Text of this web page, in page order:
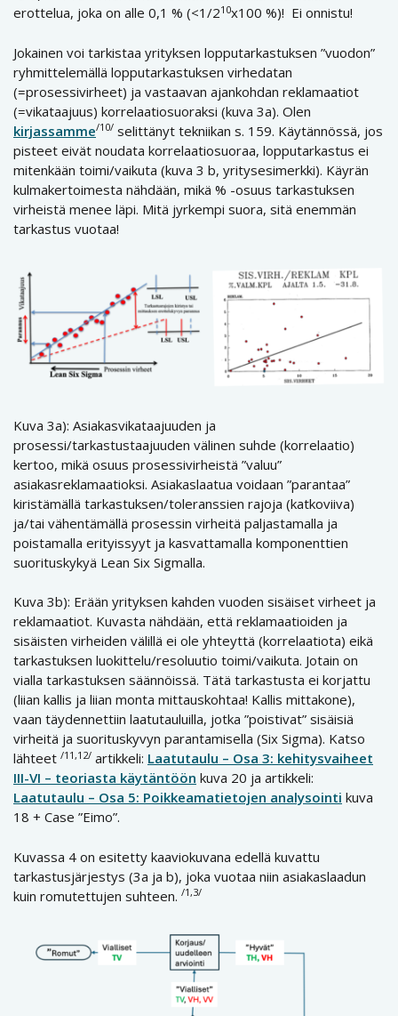
erottelua, joka on alle 0,1 % (<1/210x100 %)! Ei onnistu!
Jokainen voi tarkistaa yrityksen lopputarkastuksen ”vuodon”
ryhmittelemällä lopputarkastuksen virhedatan
(=prosessivirheet) ja vastaavan ajankohdan reklamaatiot
(=vikataajuus) korrelaatiosuoraksi (kuva 3a). Olen
kirjassamme/10/ selittänyt tekniikan s. 159. Käytännössä, jos
pisteet eivät noudata korrelaatiosuoraa, lopputarkastus ei
mitenkään toimi/vaikuta (kuva 3 b, yritysesimerkki). Käyrän
kulmakertoimesta nähdään, mikä % -osuus tarkastuksen
virheistä menee läpi. Mitä jyrkempi suora, sitä enemmän
tarkastus vuotaa!
Kuva 3a): Asiakasvikataajuuden ja
prosessi/tarkastustaajuuden välinen suhde (korrelaatio)
kertoo, mikä osuus prosessivirheistä ”valuu”
asiakasreklamaatioksi. Asiakaslaatua voidaan ”parantaa”
kiristämällä tarkastuksen/toleranssien rajoja (katkoviiva)
ja/tai vähentämällä prosessin virheitä paljastamalla ja
poistamalla erityissyyt ja kasvattamalla komponenttien
suorituskykyä Lean Six Sigmalla.
Kuva 3b): Erään yrityksen kahden vuoden sisäiset virheet ja
reklamaatiot. Kuvasta nähdään, että reklamaatioiden ja
sisäisten virheiden välillä ei ole yhteyttä (korrelaatiota) eikä
tarkastuksen luokittelu/resoluutio toimi/vaikuta. Jotain on
vialla tarkastuksen säännöissä. Tätä tarkastusta ei korjattu
(liian kallis ja liian monta mittauskohtaa! Kallis mittakone),
vaan täydennettiin laatutauluilla, jotka ”poistivat” sisäisiä
virheitä ja suorituskyvyn parantamisella (Six Sigma). Katso
lähteet /11,12/ artikkeli: Laatutaulu – Osa 3: kehitysvaiheet
III-VI – teoriasta käytäntöön kuva 20 ja artikkeli:
Laatutaulu – Osa 5: Poikkeamatietojen analysointi kuva
18 + Case ”Eimo”.
Kuvassa 4 on esitetty kaaviokuvana edellä kuvattu
tarkastusjärjestys (3a ja b), joka vuotaa niin asiakaslaadun
kuin romutettujen suhteen. /1,3/